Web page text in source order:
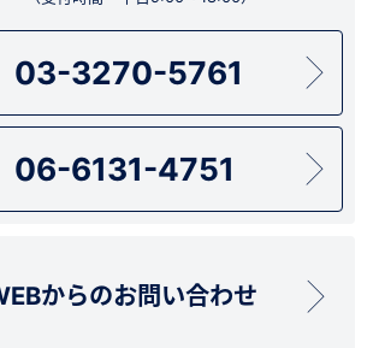
03-3270-5761
06-6131-4751
からのお問い合わせ